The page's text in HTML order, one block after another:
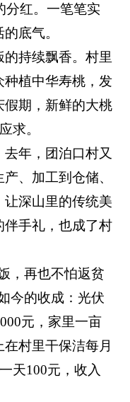
分红。一笔笔实
底气。
持续飘香。村里
种植中华寿桃，发
假期，新鲜的大桃
求。
年，团泊口村又
、加工到仓储、
深山里的传统美
伴手礼，也成了村
，再也不怕返贫
今的收成：光伏
元，家里一亩
村里干保洁每月
天100元，收入